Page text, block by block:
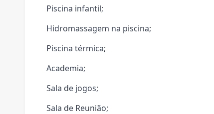
Piscina infantil;
Hidromassagem na piscina;
Piscina térmica;
Academia;
Sala de jogos;
Sala de Reunião;